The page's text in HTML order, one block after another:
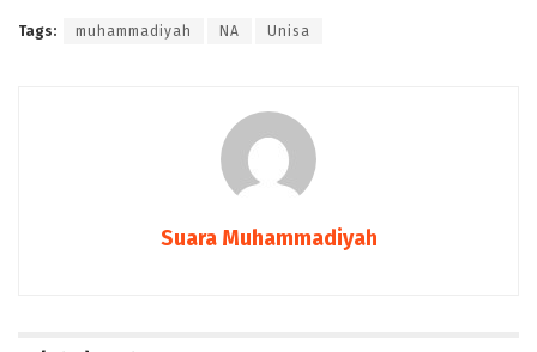
Tags: muhammadiyah NA Unisa
Suara Muhammadiyah